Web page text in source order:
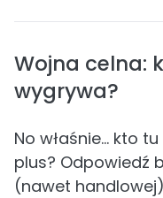
Wojna celna:
wygrywa?
No właśnie... kto
plus? Odpowiedź
(nawet